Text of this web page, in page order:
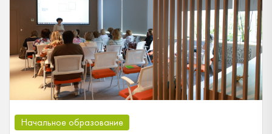
Начальное образование